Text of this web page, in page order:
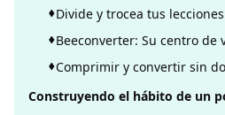
Divide y trocea tus lecciones
Beeconverter: Su centro de
Comprimir y convertir sin
Construyendo el hábito de un